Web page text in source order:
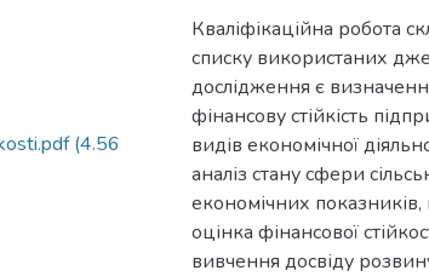
(4.56
Кваліфікаційна робота
списку використаних
дослідження є
фінансову стійкість
видів економічної
аналіз стану сфери
економічних
оцінка фінансової
вивчення досвіду